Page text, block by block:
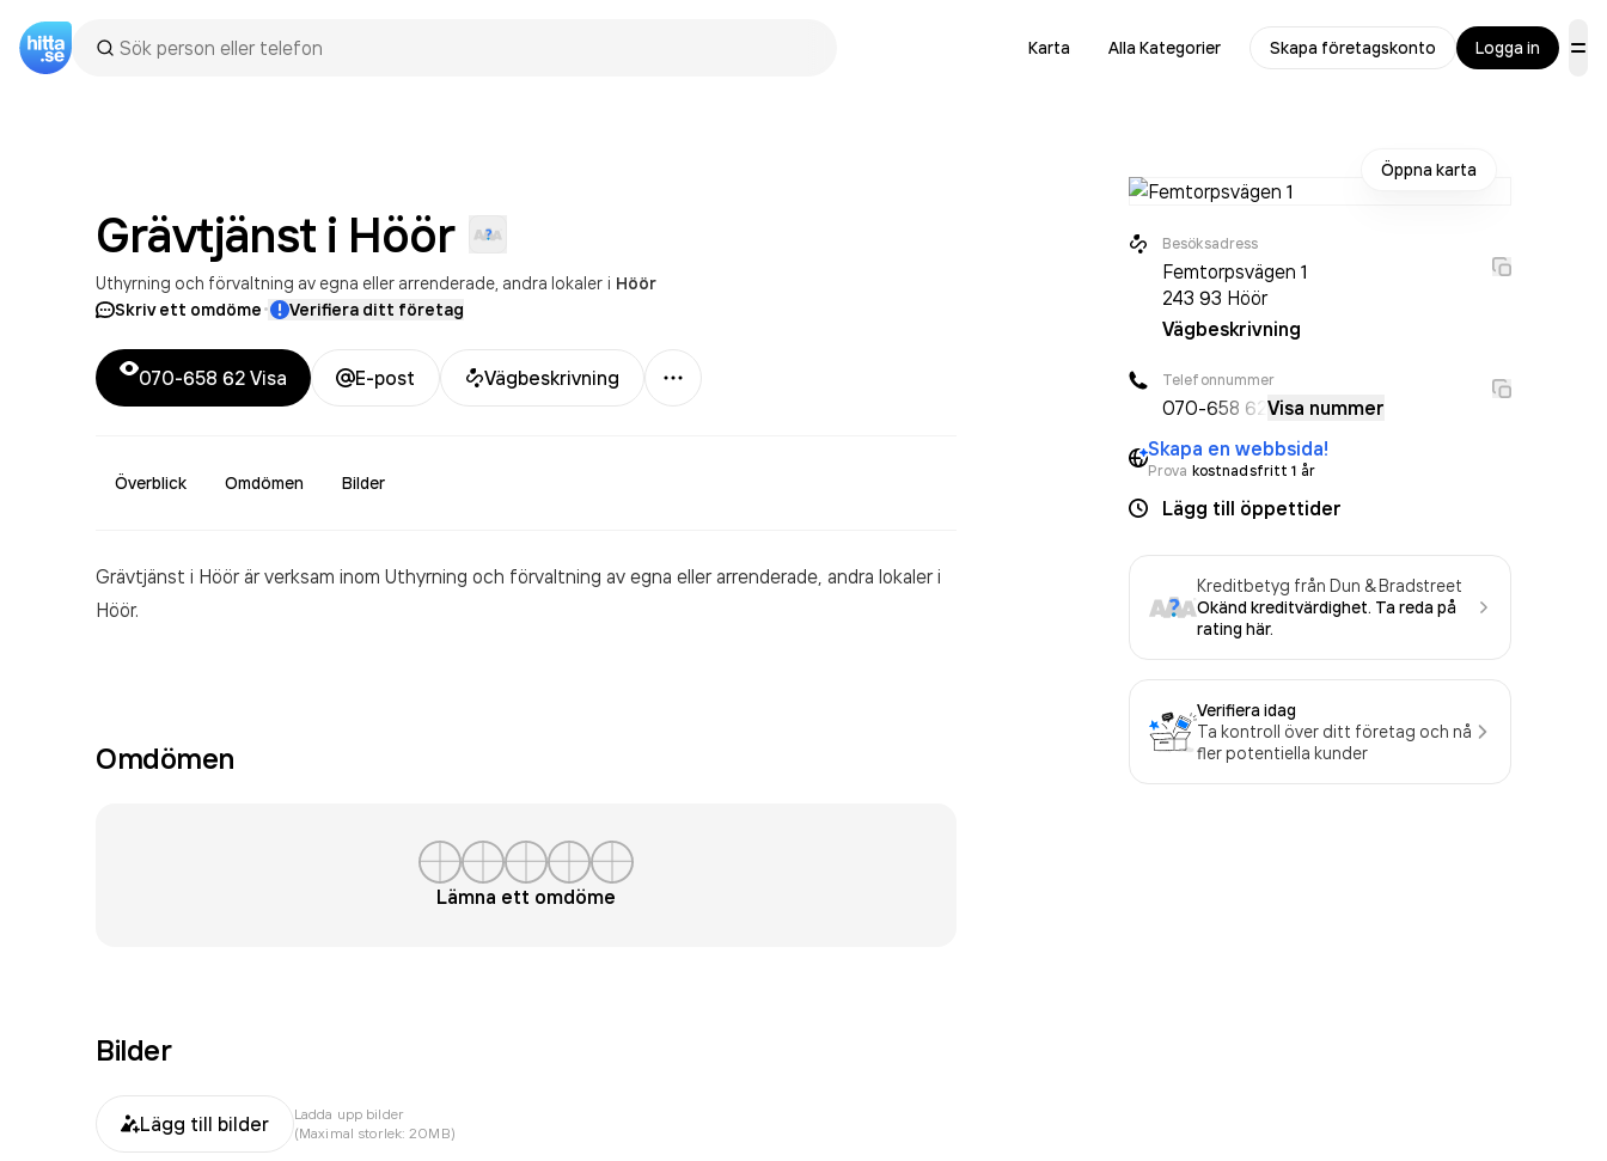
Karta Alla Kategorier Skapa företagskonto Logga in
Grävtjänst i Höör
Uthyrning och förvaltning av egna eller arrenderade, andra lokaler i Höör
Skriv ett omdöme· Verifiera ditt företag
070-658 62 Visa E-post Vägbeskrivning
Mer
Överblick Omdömen Bilder
Grävtjänst i Höör är verksam inom Uthyrning och förvaltning av egna eller arrenderade, andra lokaleri
Höör.
Omdömen
Lämna ett omdöme
Bilder
Lägg till bilder
Ladda upp bilder
(Maximal storlek: 20MB)
Öppna karta
Besöksadress
Femtorpsvägen 1
243 93 Höör
Vägbeskrivning
Telefonnummer
070-658 62 Visa nummer
Skapa en webbsida!
Prova kostnadsfritt 1 år
Lägg till öppettider
Kreditbetyg från Dun & Bradstreet
Okänd kreditvärdighet. Ta reda på
rating här.
Verifiera idag
Ta kontroll över ditt företag och nå
fler potentiella kunder